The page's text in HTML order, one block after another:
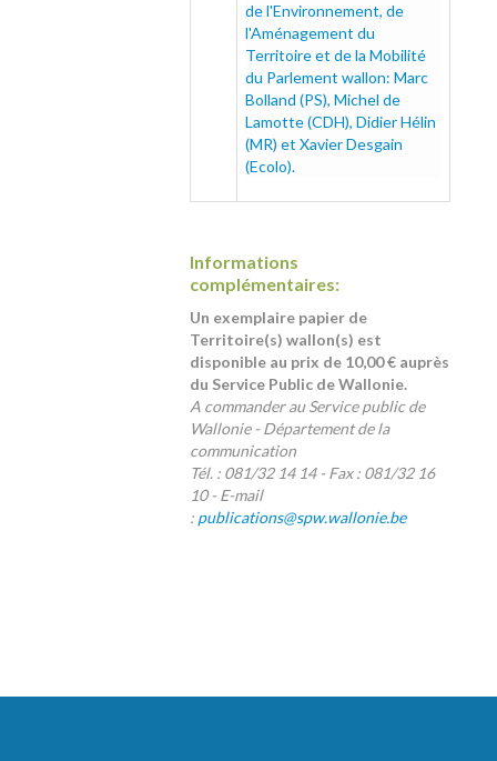
de l'Environnement, de
l'Aménagement du
Territoire et de la Mobilité
du Parlement wallon: Marc
Bolland (PS), Michel de
Lamotte (CDH), Didier Hélin
(MR) et Xavier Desgain
(Ecolo).
Informations
complémentaires:
Un exemplaire papier de
Territoire(s) wallon(s) est
disponible au prix de 10,00 € auprès
du Service Public de Wallonie.
A commander au Service public de
Wallonie - Département de la
communication
Tél. : 081/32 14 14 - Fax : 081/32 16
10 - E-mail
: publications@spw.wallonie.be